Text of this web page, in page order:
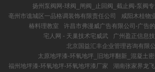
扬州泵阀网-球阀_闸阀_止回阀_截止阀-泵阀
亳州市谯城区一品格调装饰有限责任公司
咸阳木桂物
椿料理教室
许昌市弗漫威广告有限公司-广告
宅人网 - 天巢技术宅威武
广州盈正信息
北京国益汇丰企业管理咨询有限
太原地坪漆-环氧地坪_旧地坪翻新_混凝土
福州地坪漆-环氧地坪-环氧地坪漆厂家
湖南张家界龙